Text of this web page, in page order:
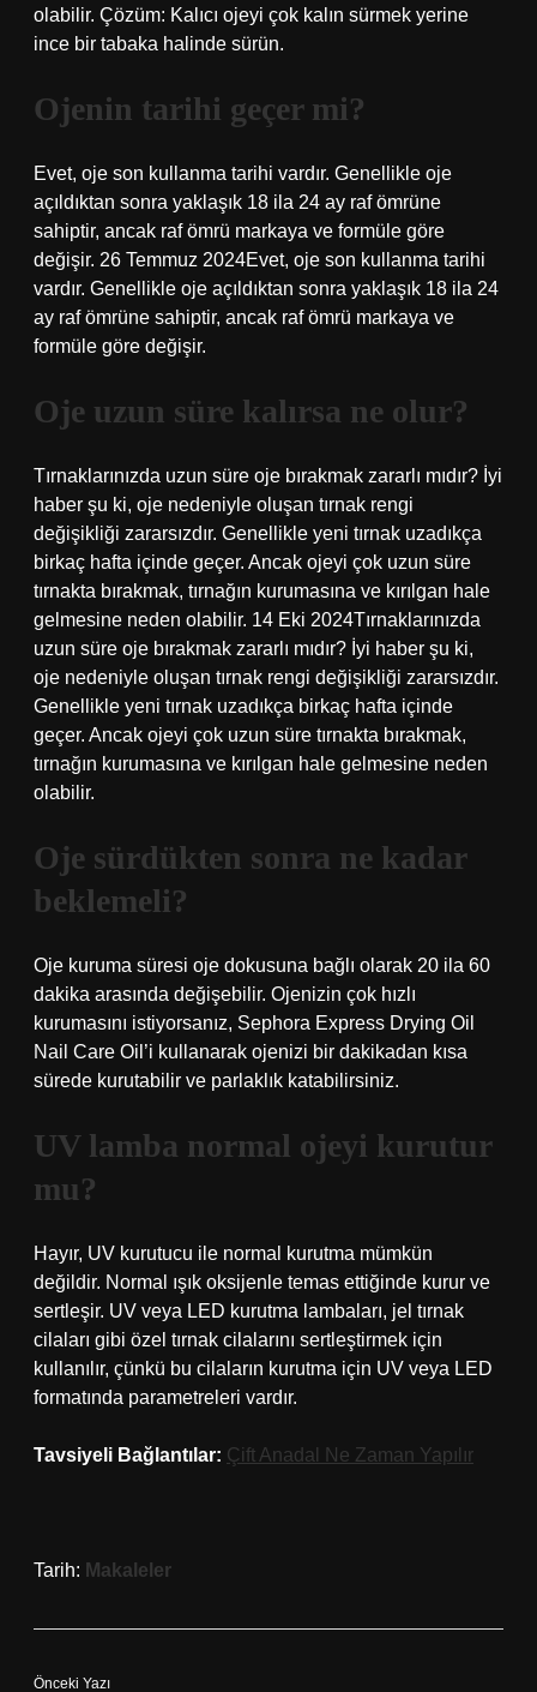
olabilir. Çözüm: Kalıcı ojeyi çok kalın sürmek yerine
ince bir tabaka halinde sürün.
Ojenin tarihi geçer mi?
Evet, oje son kullanma tarihi vardır. Genellikle oje
açıldıktan sonra yaklaşık 18 ila 24 ay raf ömrüne
sahiptir, ancak raf ömrü markaya ve formüle göre
değişir. 26 Temmuz 2024Evet, oje son kullanma tarihi
vardır. Genellikle oje açıldıktan sonra yaklaşık 18 ila 24
ay raf ömrüne sahiptir, ancak raf ömrü markaya ve
formüle göre değişir.
Oje uzun süre kalırsa ne olur?
Tırnaklarınızda uzun süre oje bırakmak zararlı mıdır? İyi
haber şu ki, oje nedeniyle oluşan tırnak rengi
değişikliği zararsızdır. Genellikle yeni tırnak uzadıkça
birkaç hafta içinde geçer. Ancak ojeyi çok uzun süre
tırnakta bırakmak, tırnağın kurumasına ve kırılgan hale
gelmesine neden olabilir. 14 Eki 2024Tırnaklarınızda
uzun süre oje bırakmak zararlı mıdır? İyi haber şu ki,
oje nedeniyle oluşan tırnak rengi değişikliği zararsızdır.
Genellikle yeni tırnak uzadıkça birkaç hafta içinde
geçer. Ancak ojeyi çok uzun süre tırnakta bırakmak,
tırnağın kurumasına ve kırılgan hale gelmesine neden
olabilir.
Oje sürdükten sonra ne kadar
beklemeli?
Oje kuruma süresi oje dokusuna bağlı olarak 20 ila 60
dakika arasında değişebilir. Ojenizin çok hızlı
kurumasını istiyorsanız, Sephora Express Drying Oil
Nail Care Oil’i kullanarak ojenizi bir dakikadan kısa
sürede kurutabilir ve parlaklık katabilirsiniz.
UV lamba normal ojeyi kurutur
mu?
Hayır, UV kurutucu ile normal kurutma mümkün
değildir. Normal ışık oksijenle temas ettiğinde kurur ve
sertleşir. UV veya LED kurutma lambaları, jel tırnak
cilaları gibi özel tırnak cilalarını sertleştirmek için
kullanılır, çünkü bu cilaların kurutma için UV veya LED
formatında parametreleri vardır.
Tavsiyeli Bağlantılar: Çift Anadal Ne Zaman Yapılır
Tarih: Makaleler
Önceki Yazı